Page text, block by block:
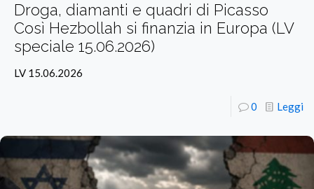
Droga, diamanti e quadri di Picasso
Così Hezbollah si finanzia in Europa (LV
speciale 15.06.2026)
LV 15.06.2026
0 Leggi